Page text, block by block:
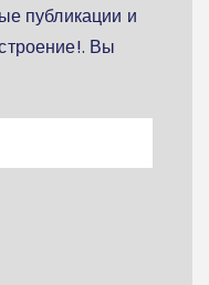
публикации и
Вы